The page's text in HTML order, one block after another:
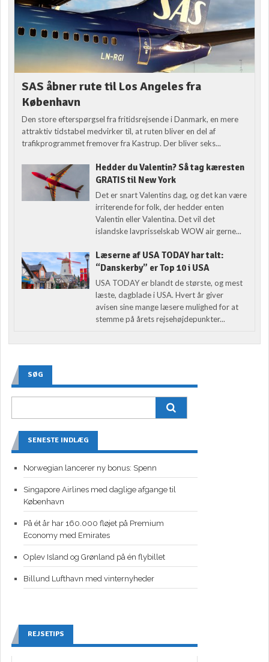
SAS åbner rute til Los Angeles fra
København
Den store efterspørgsel fra fritidsrejsende i Danmark, en mere
attraktiv tidstabel medvirker til, at ruten bliver en del af
trafikprogrammet fremover fra Kastrup. Der bliver seks...
Hedder du Valentin? Så tag kæresten
GRATIS til New York
Det er snart Valentins dag, og det kan være
irriterende for folk, der hedder enten
Valentin eller Valentina. Det vil det
islandske lavprisselskab WOW air gerne...
Læserne af USA TODAY har talt:
“Danskerby” er Top 10 i USA
USA TODAY er blandt de største, og mest
læste, dagblade i USA. Hvert år giver
avisen sine mange læsere mulighed for at
stemme på årets rejsehøjdepunkter...
SØG
SENESTE INDLÆG
Norwegian lancerer ny bonus: Spenn
Singapore Airlines med daglige afgange til
København
På ét år har 160.000 fløjet på Premium
Economy med Emirates
Oplev Island og Grønland på én flybillet
Billund Lufthavn med vinternyheder
REJSETIPS